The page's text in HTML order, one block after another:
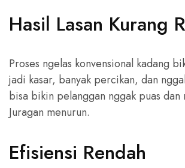
Hasil Lasan Kurang
Proses ngelas konvensional kadang
jadi kasar, banyak percikan, dan
bisa bikin pelanggan nggak puas dan
Juragan menurun.
Efisiensi Rendah